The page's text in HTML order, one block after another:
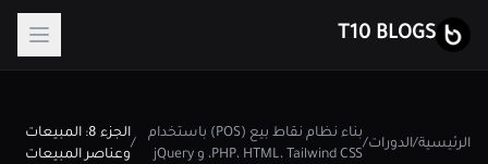
T10 BLOGS
الرئيسية/الدورات/
بناء نظام نقاط بيع (POS) باستخدام
PHP، HTML، Tailwind CSS، و jQuery
/
الجزء 8: المبيعات
وعناصر المبيعات